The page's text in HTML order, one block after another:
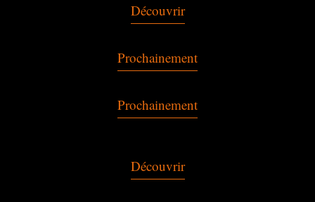
Découvrir
Prochainement
Prochainement
Découvrir